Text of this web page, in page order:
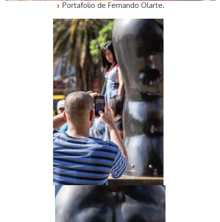
Portafolio de Fernando Olarte.